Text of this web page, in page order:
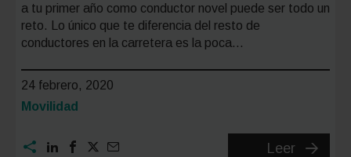
a tu primer año como conductor novel puede ser todo un
reto. Lo único que te diferencia del resto de
conductores en la carretera es la poca…
24 febrero, 2020
Categoría:
Movilidad
Leer